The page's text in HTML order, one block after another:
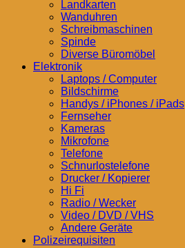
Landkarten
Wanduhren
Schreibmaschinen
Spinde
Diverse Büromöbel
Elektronik
Laptops / Computer
Bildschirme
Handys / iPhones / iPads
Fernseher
Kameras
Mikrofone
Telefone
Schnurlostelefone
Drucker / Kopierer
Hi Fi
Radio / Wecker
Video / DVD / VHS
Andere Geräte
Polizeirequisiten